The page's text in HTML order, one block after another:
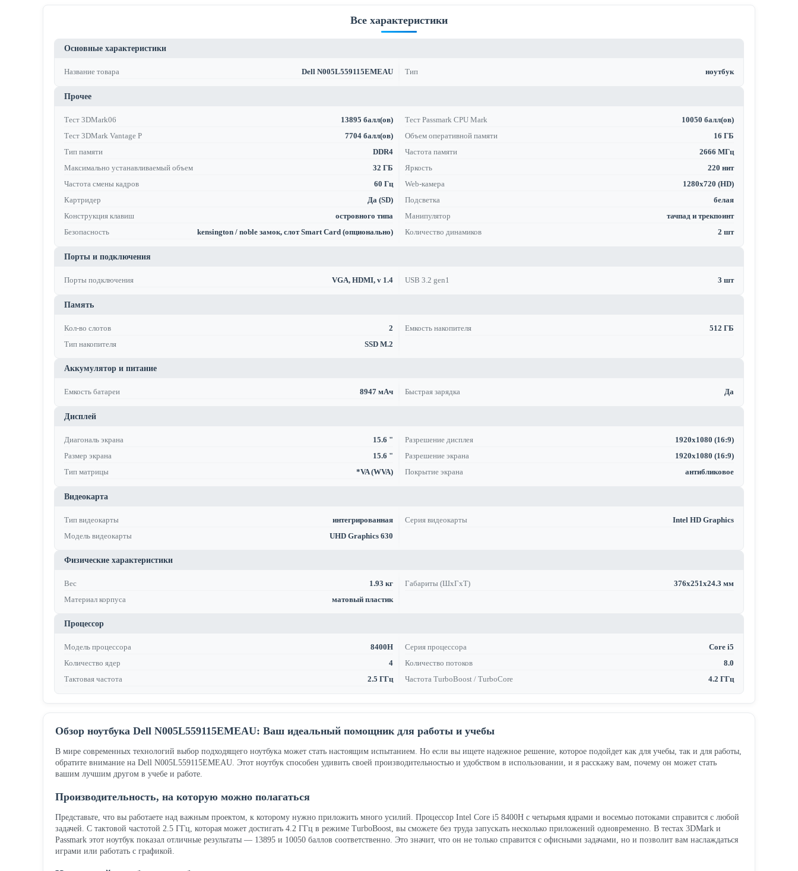
Все характеристики
Основные характеристики
Название товара Dell N005L559115EMEAU Тип ноутбук
Прочее
Тест 3DMark06 13895 балл(ов) Тест Passmark CPU Mark
10050 балл(ов)
Тест 3DMark Vantage P
7704 балл(ов) Объем оперативной памяти
16 ГБ
Тип памяти
DDR4 Частота памяти
2666 МГц
Максимально устанавливаемый объем
32 ГБ Яркость
220 нит
Частота смены кадров
60 Гц Web-камера
1280x720 (HD)
Картридер
Да (SD) Подсветка
белая
Конструкция клавиш
островного типа Манипулятор
тачпад и трекпоинт
Безопасность
kensington / noble замок, слот Smart Card (опционально) Количество динамиков 2 шт
Порты и подключения
Порты подключения VGA, HDMI, v 1.4 USB 3.2 gen1 3 шт
Память
Кол-во слотов 2 Емкость накопителя
512 ГБ
Тип накопителя
SSD M.2
Аккумулятор и питание
Емкость батареи 8947 мАч Быстрая зарядка Да
Дисплей
Диагональ экрана 15.6 " Разрешение дисплея
1920x1080 (16:9)
Размер экрана
15.6 " Разрешение экрана
1920x1080 (16:9)
Тип матрицы
*VA (WVA) Покрытие экрана антибликовое
Видеокарта
Тип видеокарты интегрированная Серия видеокарты
Intel HD Graphics
Модель видеокарты
UHD Graphics 630
Физические характеристики
Вес 1.93 кг Габариты (ШхГхТ)
376x251x24.3 мм
Материал корпуса
матовый пластик
Процессор
Модель процессора 8400H Серия процессора
Core i5
Количество ядер
4 Количество потоков
8.0
Тактовая частота
2.5 ГГц Частота TurboBoost / TurboCore 4.2 ГГц
Обзор ноутбука Dell N005L559115EMEAU: Ваш идеальный помощник для работы и учебы
В мире современных технологий выбор подходящего ноутбука может стать настоящим испытанием. Но если вы ищете надежное решение, которое подойдет как для учебы, так и для работы,
обратите внимание на Dell N005L559115EMEAU. Этот ноутбук способен удивить своей производительностью и удобством в использовании, и я расскажу вам, почему он может стать
вашим лучшим другом в учебе и работе.
Производительность, на которую можно полагаться
Представьте, что вы работаете над важным проектом, к которому нужно приложить много усилий. Процессор Intel Core i5 8400H с четырьмя ядрами и восемью потоками справится с любой
задачей. С тактовой частотой 2.5 ГГц, которая может достигать 4.2 ГГц в режиме TurboBoost, вы сможете без труда запускать несколько приложений одновременно. В тестах 3DMark и
Passmark этот ноутбук показал отличные результаты — 13895 и 10050 баллов соответственно. Это значит, что он не только справится с офисными задачами, но и позволит вам наслаждаться
играми или работать с графикой.